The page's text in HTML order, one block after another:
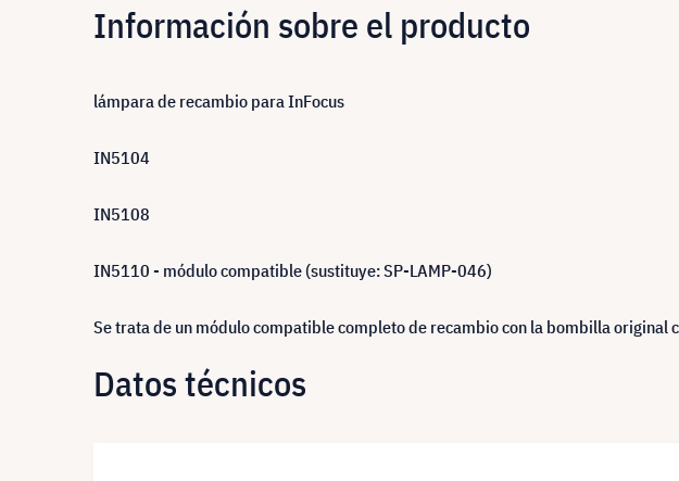
Información sobre el producto
lámpara de recambio para InFocus
IN5104
IN5108
IN5110 - módulo compatible (sustituye: SP-LAMP-046)
Se trata de un módulo compatible completo de recambio con la bombilla original
Datos técnicos